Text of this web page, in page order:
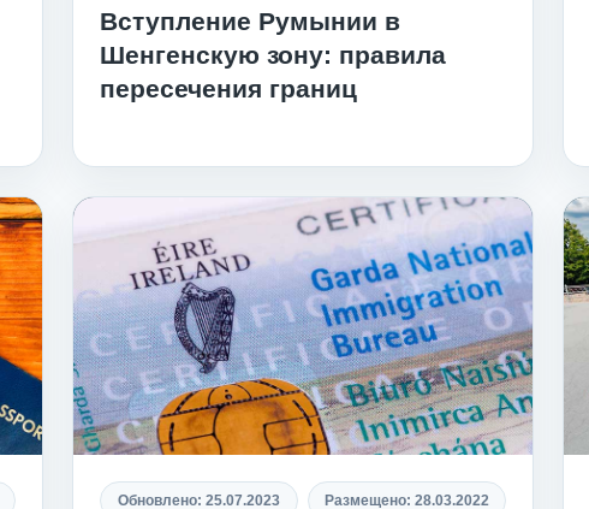
Вступление Румынии в
Шенгенскую зону: правила
пересечения границ
Обновлено: 25.07.2023 Размещено: 28.03.2022